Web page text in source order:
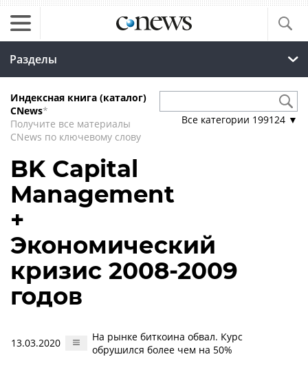
Разделы
Индексная книга (каталог)
CNews*
Получите все материалы
CNews по ключевому слову
Все категории 199124 ▼
BK Capital
Management
+
Экономический
кризис 2008-2009
годов
13.03.2020
На рынке биткоина обвал. Курс
обрушился более чем на 50%